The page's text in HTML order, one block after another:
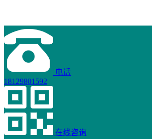
电话
18129801592
在线咨询